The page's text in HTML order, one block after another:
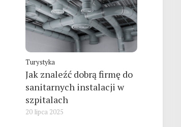
Turystyka
Jak znaleźć dobrą firmę do
sanitarnych instalacji w
szpitalach
20 lipca 2025